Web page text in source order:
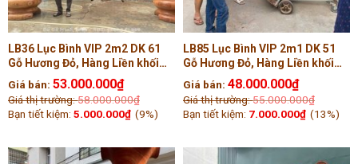
LB36 Lục Bình VIP 2m2 DK 61
Gỗ Hương Đỏ, Hàng Liền khối
Tiện Tay ( Chú Thuận, Thái Bình
)
Giá bán: 53.000.000₫
Giá thị trường:58.000.000₫
Bạn tiết kiệm: 5.000.000₫ (9%)
LB85 Lục Bình VIP 2m1 DK 51
Gỗ Hương Đỏ, Hàng Liền khối
Tiện Tay ( Anh Tam, Hạ Long )
Giá bán: 48.000.000₫
Giá thị trường:55.000.000₫
Bạn tiết kiệm: 7.000.000₫ (13%)